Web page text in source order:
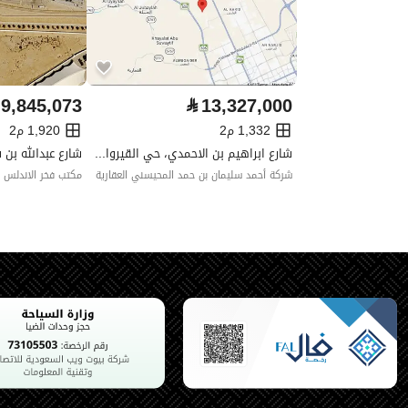
الضمانات والمدة
-
قنوات الاعلان
منصة مرخصة ،لوحة اعلانية
حدود العقار/الملكية
الشمالي
الشرقي
الجنوبي
⃁13,327,000
1,332 م2
شارع ابراهيم بن الاحمدي، حي القيروان، شمال الرياض، الرياض
شركة أحمد سليمان بن حمد المحيسني العقارية
9,845,073
1,920 م2
مكتب فخر الاندلس